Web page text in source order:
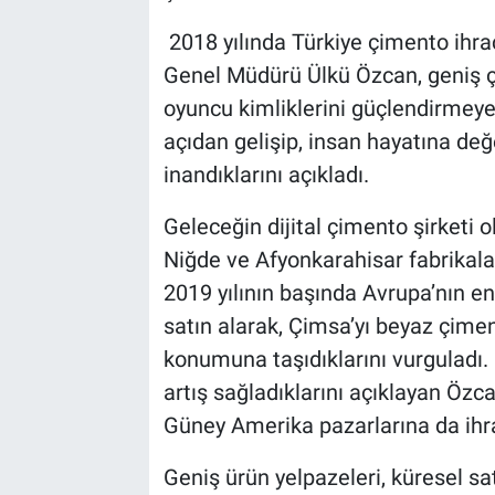
2018 yılında Türkiye çimento
Genel Müdürü Ülkü Özcan, geniş
oyuncu kimliklerini
açıdan gelişip, insan hayatına
inandıklarını açıkladı.
Geleceğin dijital çimento şirketi
Niğde ve Afyonkarahisar
2019 yılının başında
satın alarak, Çimsa’yı beyaz
konumuna taşıdıklarını
artış sağladıklarını açıklayan
Güney Amerika pazarlarına da
Geniş ürün yelpazeleri, küresel